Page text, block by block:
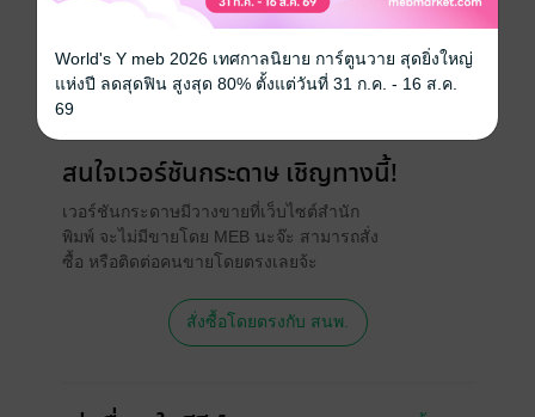
ความยาว 276 หน้า (≈ 67,751 คำ)
ราคาปก
สนใจเวอร์ชันกระดาษ เชิญทางนี้!
เวอร์ชันกระดาษมีวางขายที่เว็บไซต์สำนัก
พิมพ์ จะไม่มีขายโดย MEB นะจ๊ะ สามารถสั่ง
ซื้อ หรือติดต่อคนขายโดยตรงเลยจ้ะ
สั่งซื้อโดยตรงกับ สนพ.
World's Y meb 2026 เทศกาลนิยาย การ์ตูนวาย สุดยิ่งใหญ่
แห่งปี ลดสุดฟิน สูงสุด 80% ตั้งแต่วันที่ 31 ก.ค. - 16 ส.ค.
69